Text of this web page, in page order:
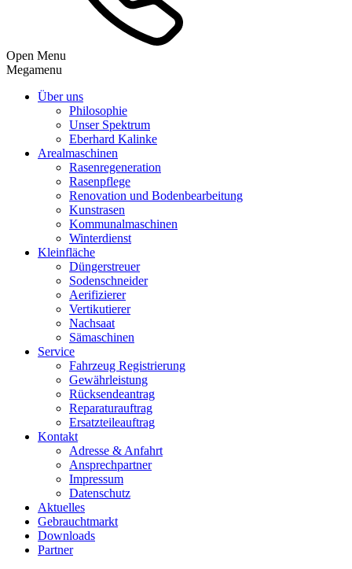
Open Menu
Megamenu
Über uns
Philosophie
Unser Spektrum
Eberhard Kalinke
Arealmaschinen
Rasenregeneration
Rasenpflege
Renovation und Bodenbearbeitung
Kunstrasen
Kommunalmaschinen
Winterdienst
Kleinfläche
Düngerstreuer
Sodenschneider
Aerifizierer
Vertikutierer
Nachsaat
Sämaschinen
Service
Fahrzeug Registrierung
Gewährleistung
Rücksendeantrag
Reparaturauftrag
Ersatzteileauftrag
Kontakt
Adresse & Anfahrt
Ansprechpartner
Impressum
Datenschutz
Aktuelles
Gebrauchtmarkt
Downloads
Partner